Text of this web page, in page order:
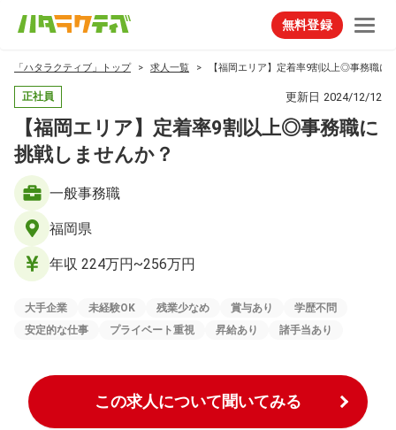
無料登録
「ハタラクティブ」トップ 求人一覧 【福岡エリア】定着率9割以上◎事務職に
正社員 更新日 2024/12/12
【福岡エリア】定着率9割以上◎事務職に
挑戦しませんか？
一般事務職
福岡県
年収 224万円~256万円
大手企業 未経験OK 残業少なめ 賞与あり
学歴不問
安定的な仕事
プライベート重視 昇給あり 諸手当あり
この求人について聞いてみる